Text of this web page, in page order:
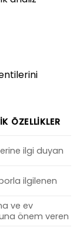
ÖZELLIKLER
ilgi duyan
ilgilenen
ve ev
önem veren